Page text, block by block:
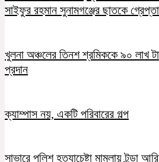
সাইফুর রহমান সুনামগঞ্জের ছাতকে
খুলনা অঞ্চলের তিনশ শ্রমিককে ৯০ লাখ
প্রদান
ক্যাম্পাস নয়, একটি পরিবারের গল্প
সাভারে পুলিশ হত্যাচেষ্টা মামলায় টুন্ডা